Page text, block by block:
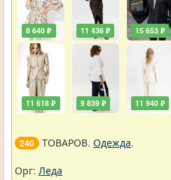
8 640 ₽
11 618 ₽
11 436 ₽
9 839 ₽
15 653 ₽
11 940 ₽
240 ТОВАРОВ. Одежда.
Орг: Леда